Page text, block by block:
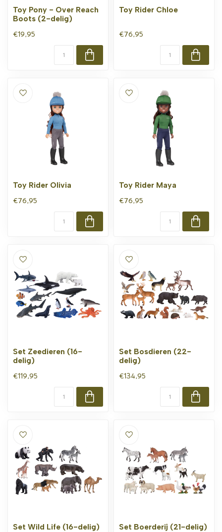
Toy Pony - Over Reach
Boots (2-delig)
€19,95
Toy Rider Chloe
€76,95
Toy Rider Olivia
€76,95
Toy Rider Maya
€76,95
Set Zeedieren (16-
delig)
€119,95
Set Bosdieren (22-
delig)
€134,95
Set Wild Life (16-delig)
Set Boerderij (21-delig)